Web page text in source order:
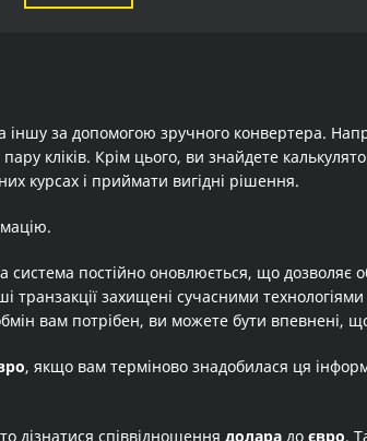
за допомогою зручного конвертера.
кліків. Крім цього, ви знайдете
курсах і приймати вигідні рішення.
постійно оновлюється, що дозволяє
захищені сучасними
вам потрібен, ви можете бути впевнені,
, якщо вам терміново знадобилася ця
дізнатися співвідношення долара до євро.